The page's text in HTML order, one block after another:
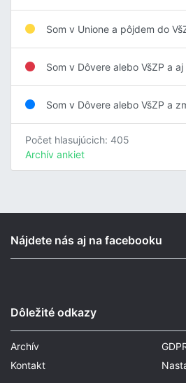
Som v Unione a pôjdem do
Som v Dôvere alebo VšZP a
Som v Dôvere alebo VšZP a
Počet hlasujúcich: 405
Archív ankiet
Nájdete nás aj na facebooku
Dôležité odkazy
Archív
Kontakt